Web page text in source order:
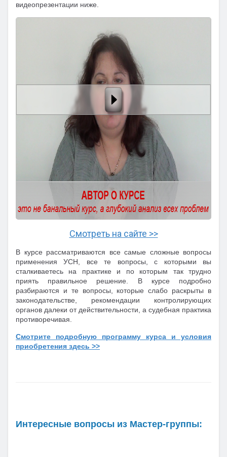
видеопрезентации ниже.
Смотреть на сайте >>
В курсе рассматриваются все самые сложные вопросы
применения УСН, все те вопросы, с которыми вы
сталкиваетесь на практике и по которым так трудно
приять правильное решение. В курсе подробно
разбираются и те вопросы, которые слабо раскрыты в
законодательстве, рекомендации контролирующих
органов далеки от действительности, а судебная практика
противоречивая.
Смотрите подробную программу курса и условия
приобретения здесь >>
Интересные вопросы из Мастер-группы: